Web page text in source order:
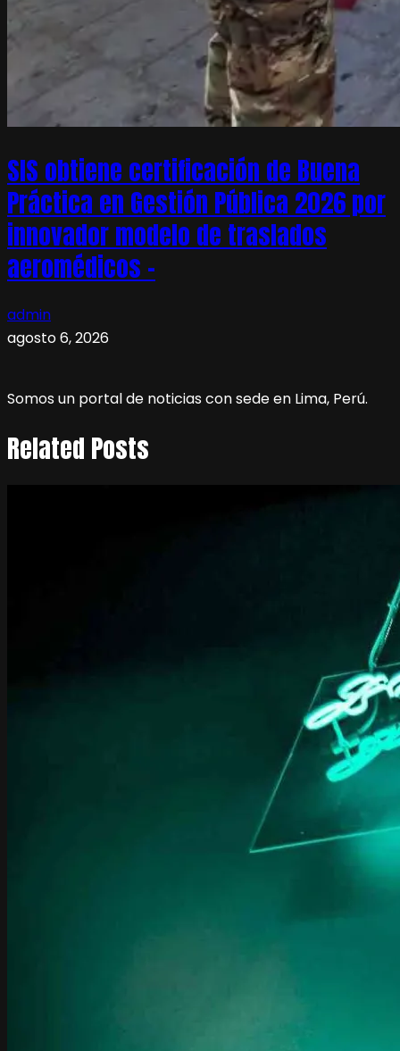
SIS obtiene certificación de Buena
Práctica en Gestión Pública 2026 por
innovador modelo de traslados
aeromédicos –
admin
agosto 6, 2026
Somos un portal de noticias con sede en Lima, Perú.
Related Posts